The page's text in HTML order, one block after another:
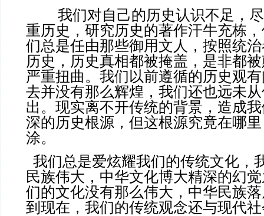
我们对自己的历史认识不足，
重历史，研究历史的著作汗牛充栋
们总是任由那些御用文人，按照统
历史，历史真相都被掩盖，是非都
严重扭曲。我们以前遵循的历史观
去并没有那么辉煌，我们还也远未
出。现实离不开传统的背景，造成
深的历史根源，但这根源究竟在哪
涂。
我们总是爱炫耀我们的传统文化，
民族伟大，中华文化博大精深的幻
们的文化没有那么伟大，中华民族
到现在，我们的传统观念还与现代